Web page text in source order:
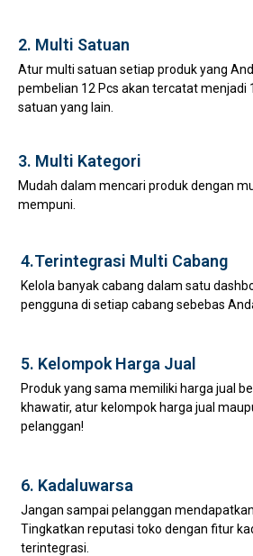
2. Multi Satuan
Atur multi satuan setiap produk yang
pembelian 12 Pcs akan tercatat menjadi
satuan yang lain.
3. Multi Kategori
Mudah dalam mencari produk dengan
mempuni.
4.Terintegrasi Multi Cabang
Kelola banyak cabang dalam satu
pengguna di setiap cabang sebebas
5. Kelompok Harga Jual
Produk yang sama memiliki harga jual
khawatir, atur kelompok harga jual
pelanggan!
6. Kadaluwarsa
Jangan sampai pelanggan
Tingkatkan reputasi toko dengan fitur
terintegrasi.